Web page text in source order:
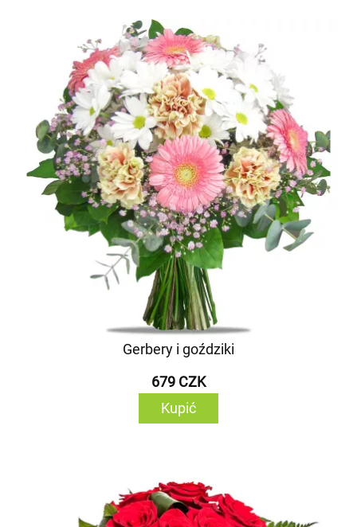
Gerbery i goździki
679 CZK
Kupić